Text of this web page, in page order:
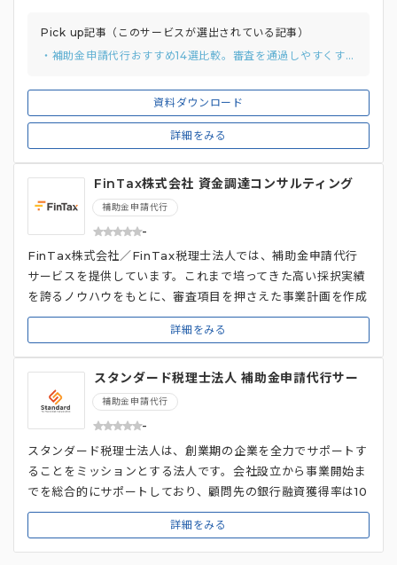
資料ダウンロード
詳細をみる
る採択・認定の実績、および経営改善計画等の支援実績が評価
され、経営革新等支援機関推進協議会より「公的制度支援にお
部門で「ベストパフォーマンス賞」を受賞しています。 ま
た、大手監査法人の代表社員や日本公認会計士協会税制税務委
員長を務めた業界35年以上のベテラン実務家を顧問として迎
や電話だけでなく、ChatworkやLINE公式アカウントなどの
幅広い方法を用意しているのも特徴です。
Pick up記事（このサービスが選出されている記事）
・補助金申請代行おすすめ14選比較。審査を通過しやすくするポイントまで解説
FinTax株式会社 資金調達コンサルティング
補助金申請代行
-
詳細をみる
FinTax株式会社／FinTax税理士法人では、補助金申請代行
サービスを提供しています。これまで培ってきた高い採択実績
を誇るノウハウをもとに、審査項目を押さえた事業計画を作成
し、クライアントを採択へと導く代行会社です。 ビジネス経験
豊富な役員・税理士が直接クライアントの事業計画をヒアリン
グし、一緒に計画を練り上げていきます。そのため、新規事業
や革新事業への構想はあるものの、具体的な計画に落とし込め
ていない場合に最適です。 依頼者側は、最初のヒアリングと
途中経過時点での資料確認のみ対応するだけでよいため、所要
れているのが特徴です。
スタンダード税理士法人 補助金申請代行サー
ビス
補助金申請代行
-
詳細をみる
スタンダード税理士法人は、創業期の企業を全力でサポートす
ることをミッションとする法人です。会社設立から事業開始ま
でを総合的にサポートしており、顧問先の銀行融資獲得率は10
0%、VCからの資金調達支援実績も多数あります。 「創業時
の大切な資金はすべて事業に費やしてほしい」という考えか
ら、一般的な会計事務所のように資金調達額の数％を手数料と